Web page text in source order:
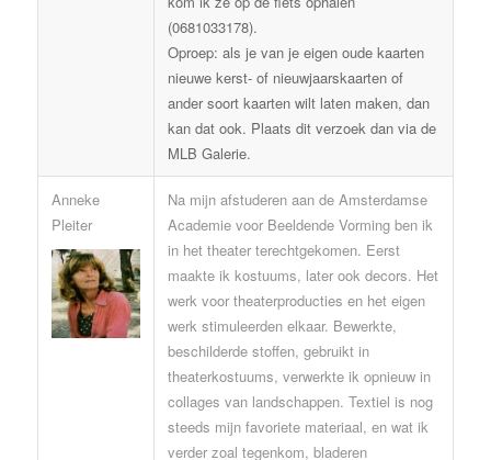
(0681033178).
Oproep: als je van je eigen oude kaarten
nieuwe kerst- of nieuwjaarskaarten of
ander soort kaarten wilt laten maken, dan
kan dat ook. Plaats dit verzoek dan via de
MLB Galerie.
Anneke
Pleiter
Na mijn afstuderen aan de Amsterdamse
Academie voor Beeldende Vorming ben ik
in het theater terechtgekomen. Eerst
maakte ik kostuums, later ook decors. Het
werk voor theaterproducties en het eigen
werk stimuleerden elkaar. Bewerkte,
beschilderde stoffen, gebruikt in
theaterkostuums, verwerkte ik opnieuw in
collages van landschappen. Textiel is nog
steeds mijn favoriete materiaal, en wat ik
verder zoal tegenkom, bladeren